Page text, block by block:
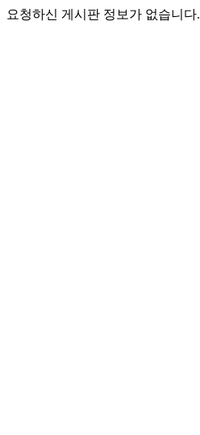
요청하신 게시판 정보가 없습니다.